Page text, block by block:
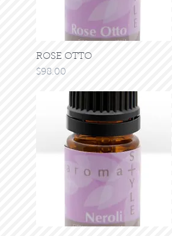
クイックビュー
ROSE OTTO
価格
$98.00